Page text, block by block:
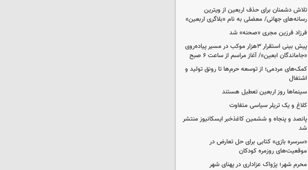
تلاش دشمنان برای حذف اربعین از ویترین
رسانه‌های جهانی/ معضلی به نام «بلاگری اربعین»
فرزاد فرزین مجری «صحنه» شد
پیش بینی استقرار ۳هزار موکب در مسیر پیاده‌روی
«جاماندگان ابعین»/ آغاز مراسم از ساعت ۶ صبح
کمک‌های مردمی؛ از توسعه حرم‌ها تا رونق تولید و
اشتغال
سینماها روز اربعین تعطیل هستند
کلاغ و یک تریلر سیاسی متفاوت
پانصد و پنجاه و ششمین کاغذخبر ایسکانیوز منتشر
شد
«سرسره بازی» کتابی برای حل تعارض در
موقعیت‌های روزمره کودکان
محرم شهر؛ پژواک عزاداری در پهنای شهر